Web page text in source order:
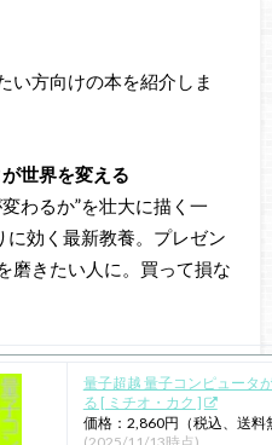
い方向けの本を紹介しま
世界を変える
わるか”を壮大に描く一
に効く最新教養。プレゼン
磨きたい人に。買って損な
量子超越 量子コンピュータ
る [ ミチオ・カク ]
価格：2,860円（税込、送料